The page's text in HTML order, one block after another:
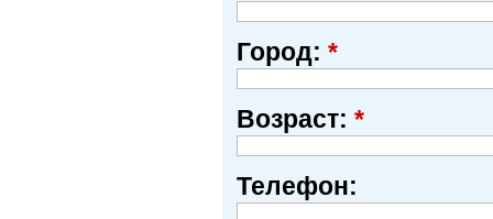
Город: *
Возраст: *
Телефон: